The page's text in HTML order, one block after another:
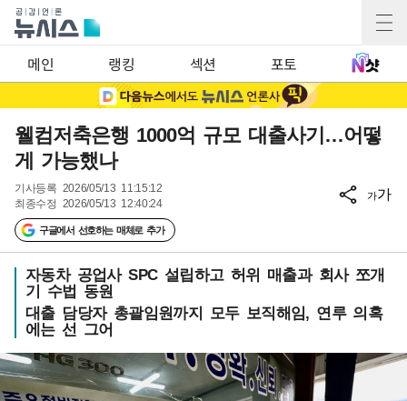
메인 랭킹 섹션 포토
웰컴저축은행 1000억 규모 대출사기…어떻
게 가능했나
기사등록 2026/05/13 11:15:12
최종수정 2026/05/13 12:40:24
구글에서 선호하는 매체로 추가
가가
자동차 공업사 SPC 설립하고 허위 매출과 회사 쪼개
기 수법 동원
대출 담당자 총괄임원까지 모두 보직해임, 연루 의혹
에는 선 그어